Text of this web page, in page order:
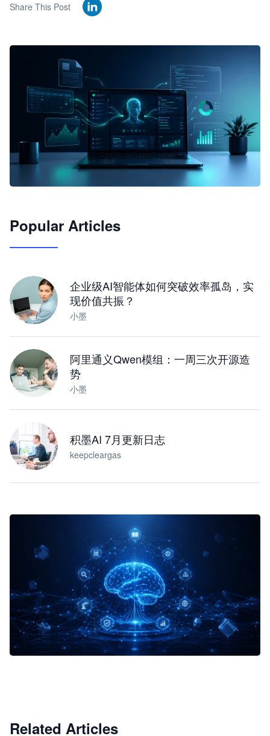
Share This Post
JimoClaw 桌面 AI Agent 工作台
Popular Articles
企业级AI智能体如何突破效率孤岛，实
现价值共振？
小墨
阿里通义Qwen模组：一周三次开源造
势
小墨
积墨AI 7月更新日志
keepcleargas
Related Articles